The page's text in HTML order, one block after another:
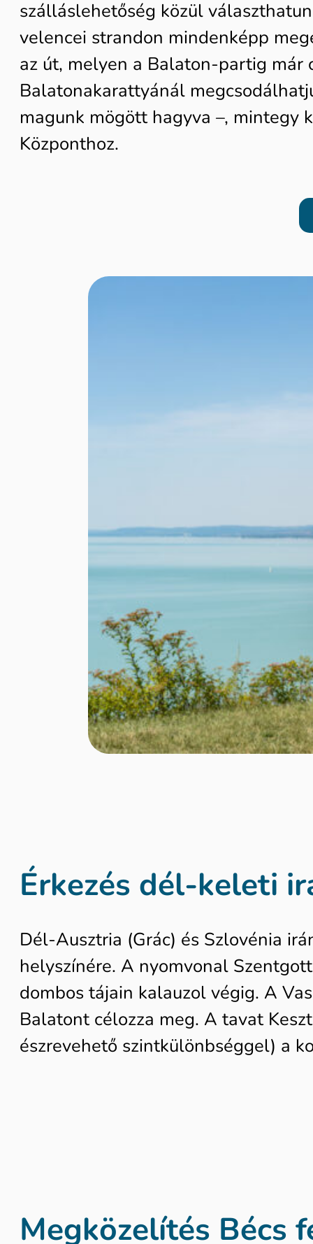
szálláslehetőség közül
velencei strandon mindenképp
az út, melyen a Balaton-partig már
Balatonakarattyánál
magunk mögött hagyva –, mintegy
Központhoz.
Érkezés dél-keleti
Dél-Ausztria (Grác) és Szlovénia
helyszínére. A nyomvonal
dombos tájain kalauzol végig. A
Balatont célozza meg. A tavat
észrevehető szintkülönbséggel) a
Megközelítés Bécs